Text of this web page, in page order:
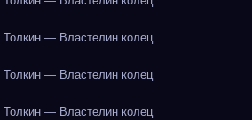
— Властелин колец
— Властелин колец
— Властелин колец